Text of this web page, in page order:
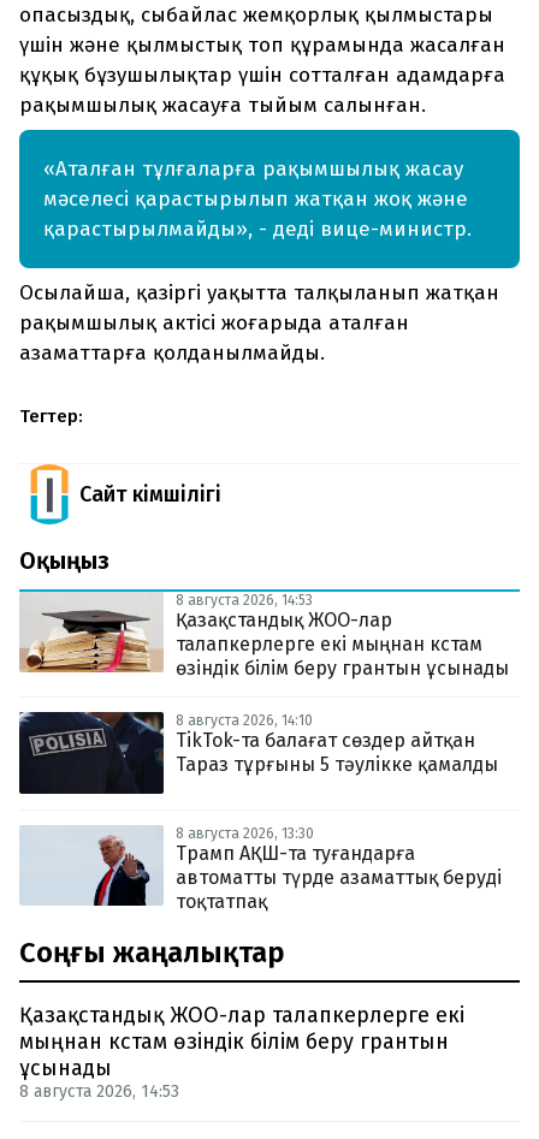
опасыздық, сыбайлас жемқорлық қылмыстары
үшін және қылмыстық топ құрамында жасалған
құқық бұзушылықтар үшін сотталған адамдарға
рақымшылық жасауға тыйым салынған.
«Аталған тұлғаларға рақымшылық жасау
мәселесі қарастырылып жатқан жоқ және
қарастырылмайды», - деді вице-министр.
Осылайша, қазіргі уақытта талқыланып жатқан
рақымшылық актісі жоғарыда аталған
азаматтарға қолданылмайды.
Тегтер:
Сайт Әкімшілігі
Оқыңыз
8 августа 2026, 14:53
Қазақстандық ЖОО-лар
талапкерлерге екі мыңнан кстам
өзіндік білім беру грантын ұсынады
8 августа 2026, 14:10
TikTok-та балағат сөздер айтқан
Тараз тұрғыны 5 тәулікке қамалды
8 августа 2026, 13:30
Трамп АҚШ-та туғандарға
автоматты түрде азаматтық беруді
тоқтатпақ
Соңғы жаңалықтар
Қазақстандық ЖОО-лар талапкерлерге екі
мыңнан кстам өзіндік білім беру грантын
ұсынады
8 августа 2026, 14:53